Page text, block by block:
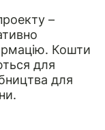
–
Кошти
для
для